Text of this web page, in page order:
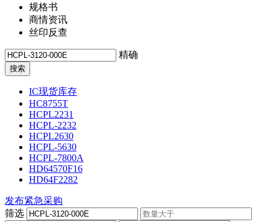
规格书
商情资讯
丝印反查
精确
IC现货库存
HC8755T
HCPL2231
HCPL-2232
HCPL2630
HCPL-5630
HCPL-7800A
HD64570F16
HD64F2282
发布紧急采购
筛选